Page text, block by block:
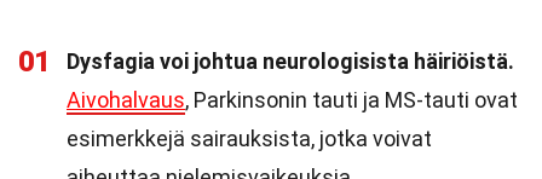
01
Dysfagia voi johtua neurologisista häiriöistä.
Aivohalvaus, Parkinsonin tauti ja MS-tauti ovat
esimerkkejä sairauksista, jotka voivat